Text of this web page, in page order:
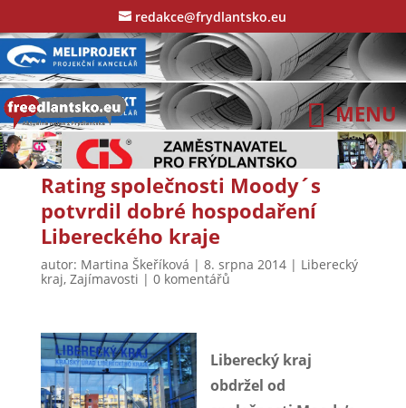
redakce@frydlantsko.eu
Rating společnosti Moody´s
potvrdil dobré hospodaření
Libereckého kraje
autor: Martina Škeříková | 8. srpna 2014| Liberecký
kraj, Zajímavosti | 0 komentářů
Liberecký kraj
obdržel od